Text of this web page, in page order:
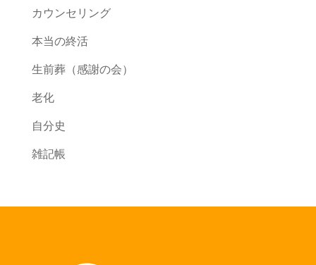
カウンセリング
本当の終活
生前葬（感謝の会）
老化
自分史
雑記帳